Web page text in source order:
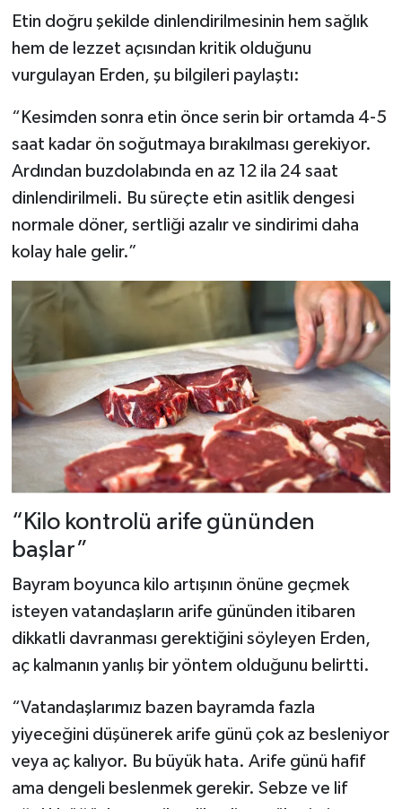
Etin doğru şekilde dinlendirilmesinin hem sağlık
hem de lezzet açısından kritik olduğunu
vurgulayan Erden, şu bilgileri paylaştı:
“Kesimden sonra etin önce serin bir ortamda 4-5
saat kadar ön soğutmaya bırakılması gerekiyor.
Ardından buzdolabında en az 12 ila 24 saat
dinlendirilmeli. Bu süreçte etin asitlik dengesi
normale döner, sertliği azalır ve sindirimi daha
kolay hale gelir.”
“Kilo kontrolü arife gününden
başlar”
Bayram boyunca kilo artışının önüne geçmek
isteyen vatandaşların arife gününden itibaren
dikkatli davranması gerektiğini söyleyen Erden,
aç kalmanın yanlış bir yöntem olduğunu belirtti.
“Vatandaşlarımız bazen bayramda fazla
yiyeceğini düşünerek arife günü çok az besleniyor
veya aç kalıyor. Bu büyük hata. Arife günü hafif
ama dengeli beslenmek gerekir. Sebze ve lif